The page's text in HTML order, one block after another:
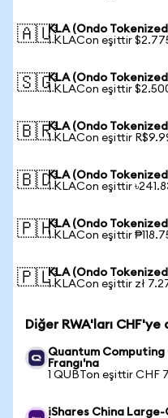
🇦🇺KLA (Ondo
1 KLACon eşittir
🇸🇬KLA (Ondo
1 KLACon eşittir
🇧🇷KLA (Ondo
1 KLACon eşittir
🇧🇩KLA (Ondo
1 KLACon eşittir
🇵🇭KLA (Ondo
1 KLACon eşittir
🇵🇱KLA (Ondo
1 KLACon eşittir zł
Diğer RWA'ları CHF'ye
Quantum
Frangı'na
1 QUBTon eşittir CHF
iShares China